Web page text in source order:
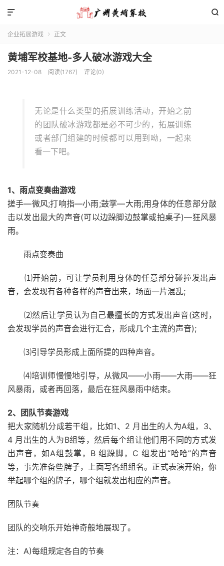


企业拓展游戏  正文
黄埔军校基地-多人破冰游戏大全
2021-12-08 阅读(1767) 评论(0)
无论是什么类型的拓展训练活动，开始之前
的团队破冰游戏都是必不可少的，拓展训练
或者部门组建的时候都可以用到呦，一起来
看一下吧。
1、雨点变奏曲游戏
搓手—微风;打响指—小雨;鼓掌—大雨;用身体的任意部分敲
击以发出最大的声音(可以边跺脚边鼓掌或拍桌子)—狂风暴
雨。
雨点变奏曲
⑴开始前，可让学员利用身体的任意部分碰撞发出声
音，会发现有各种各样的声音出来，场面一片混乱;
⑵然后让学员认为自己最擅长的方式发出声音(这时，
会发现学员的声音会进行汇合，形成几个主流的声音);
⑶引导学员形成上面所提的四种声音。
⑷培训师慢慢地引导，从微风——小雨——大雨——狂
风暴雨，或者再回落，最后在狂风暴雨中结束。
2、团队节奏游戏
把大家随机分成若干组，比如1、2 月出生的人为A组，3、
4 月出生的人为B组等，然后每个组让他们用不同的方式发
出声音，如A组鼓掌，B 组跺脚，C 组发出“哈哈”的声音
等，事先准备些牌子，上面写各组组名。正式表演开始，你
举起哪个组的牌子，哪个组就发出相应的声音。
团队节奏
团队的交响乐开始神奇般地展现了。
注：A)每组规定各自的节奏